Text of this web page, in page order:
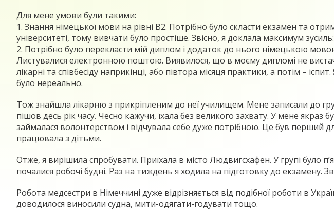
Для мене умови були такими:
1. Знання німецької мови на рівні В2. Потрібно було скласти екзамен та
університеті, тому вивчати було простіше. Звісно, я доклала максимум
2. Потрібно було перекласти мій диплом і додаток до нього німецькою
Листувалися електронною поштою. Виявилося, що в моєму дипломі не
лікарні та співбесіду наприкінці, або півтора місяця практики, а потім –
було нереально.
Тож знайшла лікарню з прикріпленим до неї училищем. Мене записали до
пішов десь рік часу. Чесно кажучи, їхала без великого захвату. У мене якраз
займалася волонтерством і відчувала себе дуже потрібною. Це був
працювала з дітьми.
Отже, я вирішила спробувати. Приїхала в місто Людвигсхафен. У групі було
почалися робочі будні. Раз на тиждень я ходила на підготовку до екзамену.
Робота медсестри в Німеччині дуже відрізняється від подібної роботи в
доводилося виносили судна, мити-одягати-годувати тощо.